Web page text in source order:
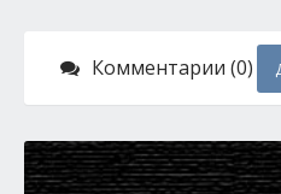
Комментарии (0)